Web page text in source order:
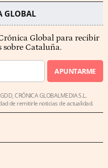
GLOBAL
Global para recibir
Cataluña.
APUNTARME
CRÓNICA GLOBALMEDIA S.L.
de remitirle noticias de actualidad.